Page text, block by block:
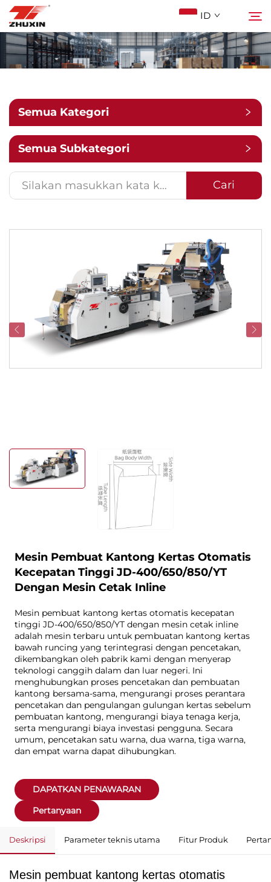
ID
Aplikasi
Perusahaan
Berita
Semua Kategori
Semua Subkategori
Cari
Mesin Pembuat Kantong Kertas Otomatis
Kecepatan Tinggi JD-400/650/850/YT
Dengan Mesin Cetak Inline
Mesin pembuat kantong kertas otomatis kecepatan
tinggi JD-400/650/850/YT dengan mesin cetak inline
adalah mesin terbaru untuk pembuatan kantong kertas
bawah runcing yang terintegrasi dengan pencetakan,
dikembangkan oleh pabrik kami dengan menyerap
teknologi canggih dalam dan luar negeri. Ini
menghubungkan proses pencetakan dan pembuatan
kantong bersama-sama, mengurangi proses perantara
pencetakan dan pengulangan gulungan kertas sebelum
pembuatan kantong, mengurangi biaya tenaga kerja,
serta mengurangi biaya investasi pengguna. Secara
umum, pencetakan satu warna, dua warna, tiga warna,
dan empat warna dapat dihubungkan.
DAPATKAN PENAWARAN
Pertanyaan
Deskripsi Parameter teknis utama Fitur Produk
Mesin pembuat kantong kertas otomatis